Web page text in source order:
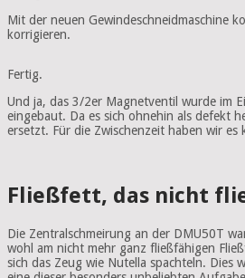
Mit der neuen Gewindeschneidmaschine
korrigieren.
Fertig.
Und ja, das 3/2er Magnetventil wurde im
eingebaut. Da es sich ohnehin als defekt
ersetzt. Für die Zwischenzeit haben wir
Fließfett, das nicht
Die Zentralschmeirung an der DMU50T
wohl am nicht mehr ganz fließfähigen
sich das Zeug wie Nutella spachteln. Dies